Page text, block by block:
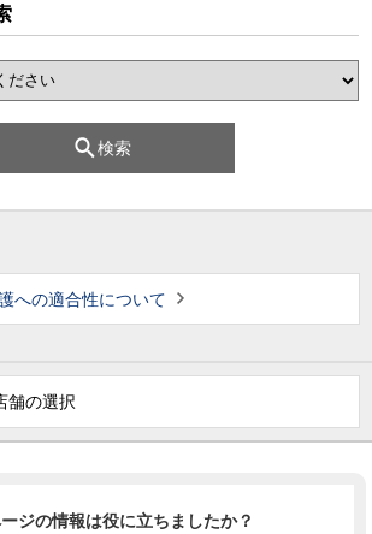
検索
への適合性について
舗の選択
ジの情報は役に立ちましたか？